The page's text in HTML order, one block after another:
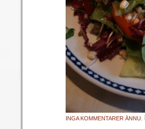
INGA KOMMENTARER ÄNNU.